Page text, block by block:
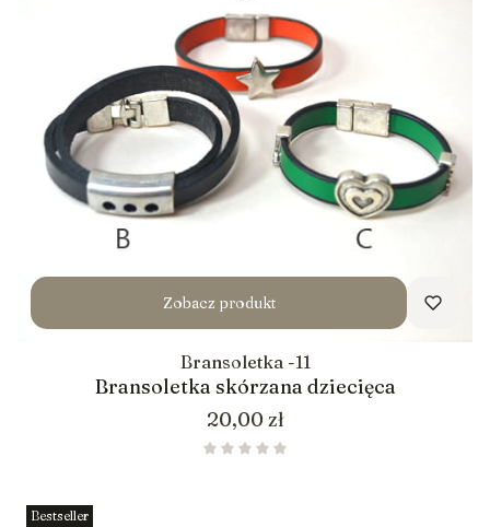
Zobacz produkt
Bransoletka -11
Bransoletka skórzana dziecięca
Cena
20,00 zł
Bestseller